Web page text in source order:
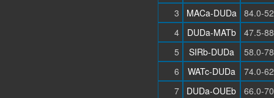
3
MACa-DUDa
84.0-
4
DUDa-MATb
47.5-
5
SIRb-DUDa
58.0-
6
WATc-DUDa
74.0-
7
DUDa-OUEb
66.0-